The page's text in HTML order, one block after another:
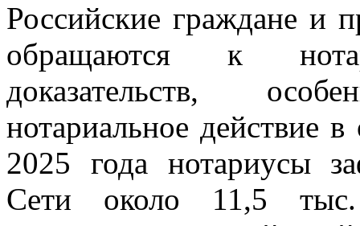
Российские граждане и
обращаются к
доказательств,
нотариальное действие
2025 года нотариусы
Сети около 11,5